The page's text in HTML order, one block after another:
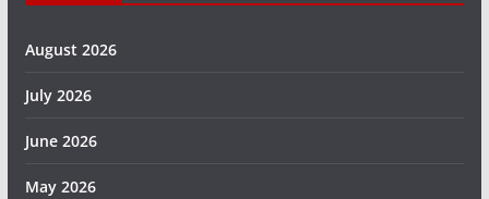
August 2026
July 2026
June 2026
May 2026